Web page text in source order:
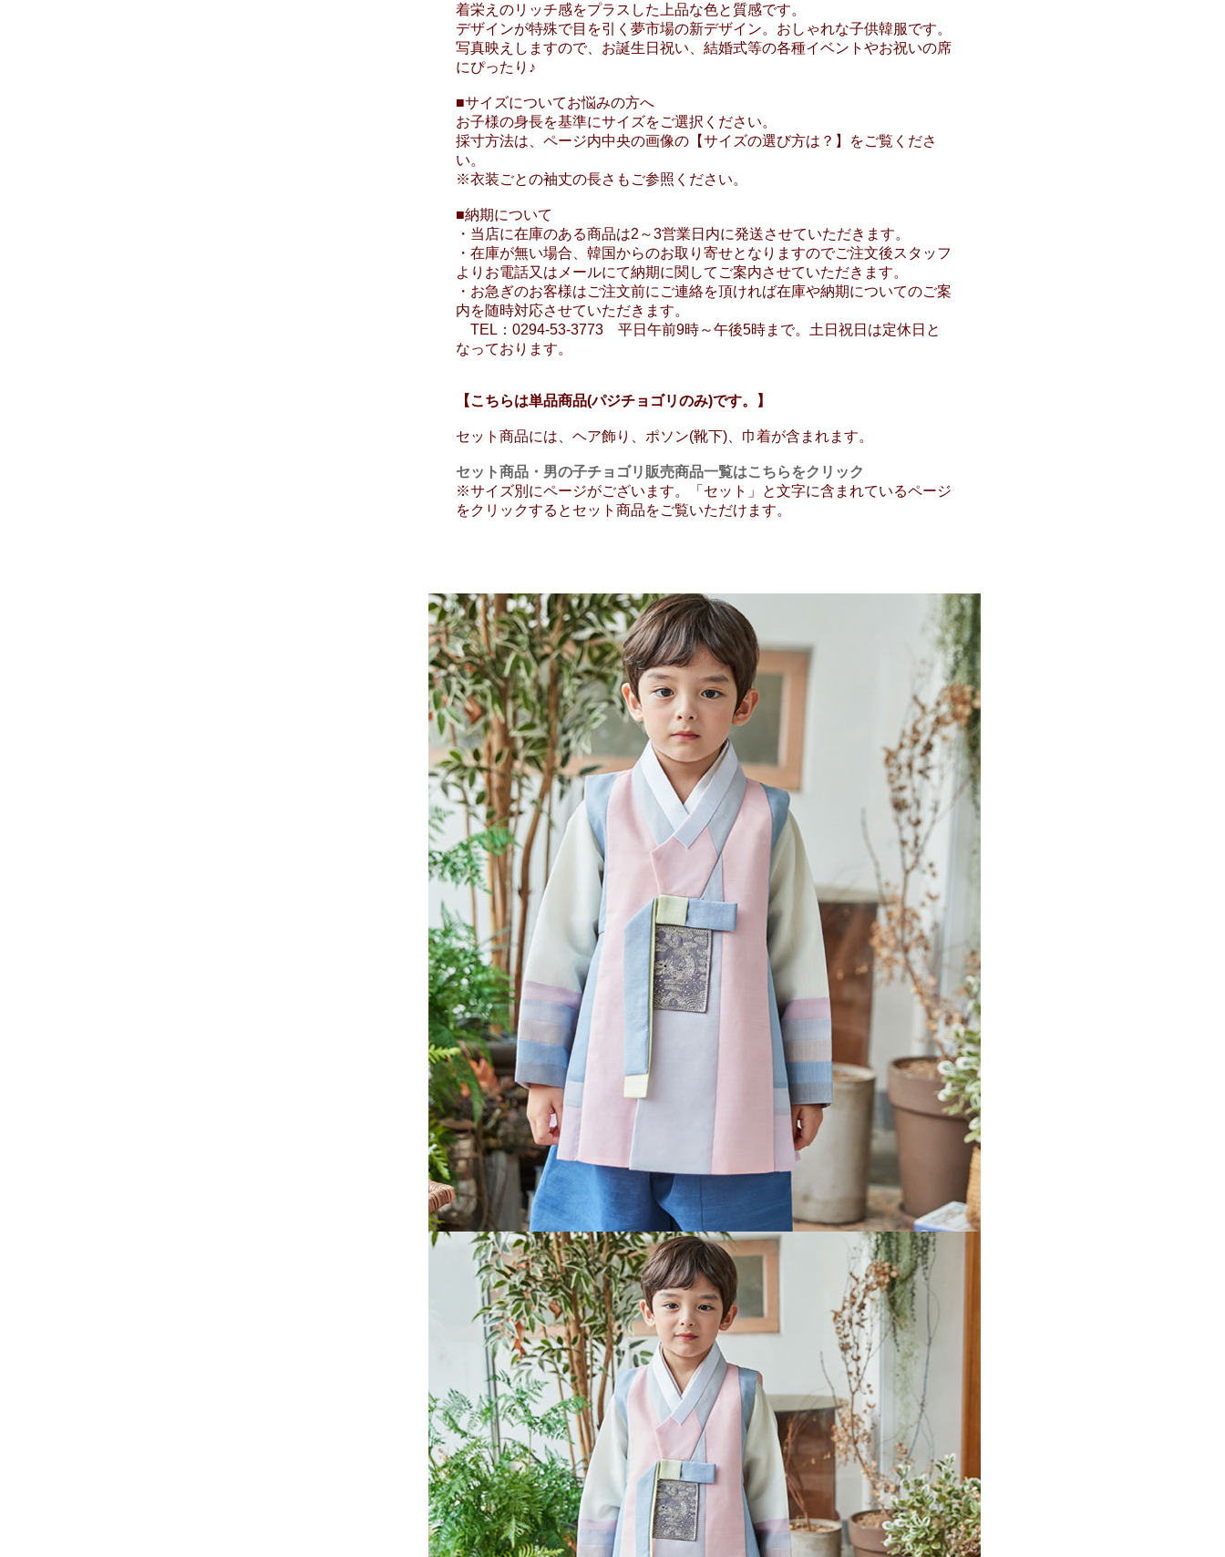
着栄えのリッチ感をプラスした上品な色と質感です。
デザインが特殊で目を引く夢市場の新デザイン。おしゃれな子供韓服です。
写真映えしますので、お誕生日祝い、結婚式等の各種イベントやお祝いの席
にぴったり♪
■サイズについてお悩みの方へ
お子様の身長を基準にサイズをご選択ください。
採寸方法は、ページ内中央の画像の【サイズの選び方は？】をご覧くださ
い。
※衣装ごとの袖丈の長さもご参照ください。
■納期について
・当店に在庫のある商品は2～3営業日内に発送させていただきます。
・在庫が無い場合、韓国からのお取り寄せとなりますのでご注文後スタッフ
よりお電話又はメールにて納期に関してご案内させていただきます。
・お急ぎのお客様はご注文前にご連絡を頂ければ在庫や納期についてのご案
内を随時対応させていただきます。
TEL：0294-53-3773 平日午前9時～午後5時まで。土日祝日は定休日と
なっております。
【こちらは単品商品(パジチョゴリのみ)です。】
セット商品には、ヘア飾り、ポソン(靴下)、巾着が含まれます。
セット商品・男の子チョゴリ販売商品一覧はこちらをクリック
※サイズ別にページがございます。「セット」と文字に含まれているページ
をクリックするとセット商品をご覧いただけます。